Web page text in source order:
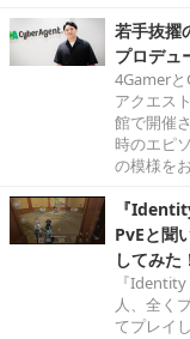
若手抜擢
プロデュ
4Gamer
アクエス
館で開催
時のエピ
の模様を
『
PvEと聞
してみた
『
人、全く
てプレイ